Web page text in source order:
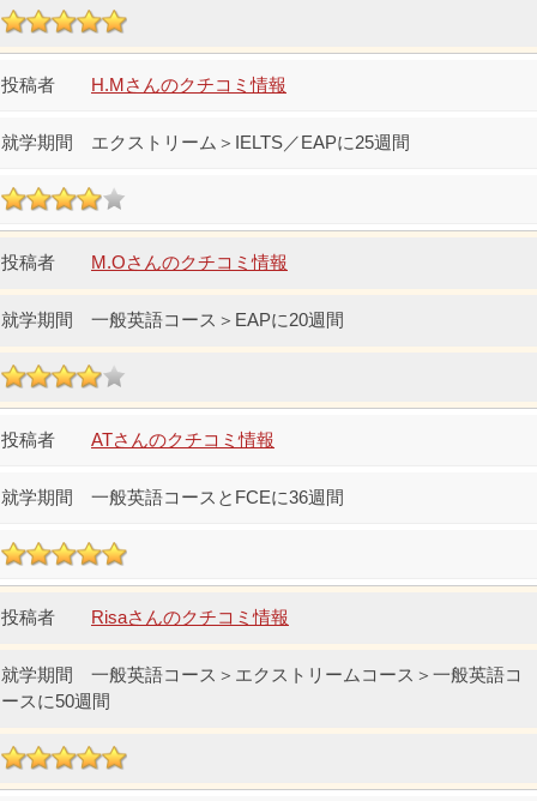
H.Mさんのクチコミ情報
エクストリーム＞IELTS／EAPに25週間
M.Oさんのクチコミ情報
一般英語コース＞EAPに20週間
ATさんのクチコミ情報
一般英語コースとFCEに36週間
Risaさんのクチコミ情報
一般英語コース＞エクストリームコース＞一般英語コ
ースに50週間